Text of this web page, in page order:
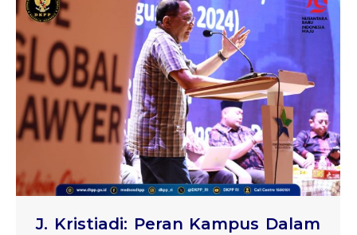
J. Kristiadi: Peran Kampus Dalam